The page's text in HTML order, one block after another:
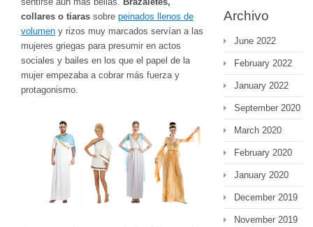
collares o tiaras sobre peinados llenos de
volumen y rizos muy marcados servían a las
mujeres griegas para presumir en actos
sociales y bailes en los que el papel de la
mujer empezaba a cobrar más fuerza y
protagonismo.
Archivo
June 2022
February 2022
January 2022
September 2020
March 2020
February 2020
January 2020
December 2019
November 2019